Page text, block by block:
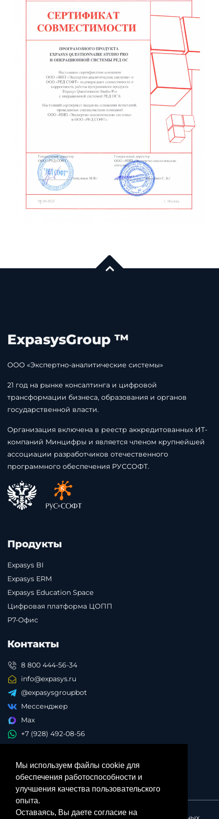
Мы используем файлы cookie для
обеспечения работоспособности и
улучшения качества пользовательского
опыта.
Оставаясь, Вы даете согласие на
ExpasysGroup ™
ООО «Экспертно-аналитические системы»
21 год на рынке консалтинга и цифровой
трансформации бизнеса, образования и органов
государственной власти.
Организация включена в реестр аккредитованных ИТ-
компаний Минцифры и является членом крупнейшей
ассоциации разработчиков отечественного
программного обеспечения РУССОФТ.
Продукты
Expasys BI
Expasys ERM
Expasys Education Space
Цифровая платформа ЦОПП
Р7-Офис
Контакты
8 800 444-56-34
info@expasys.ru
@expasysgroupbot
Мессенджер
Max
+7 (928) 492-08-56